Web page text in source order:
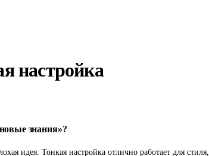
настройка
знания»?
идея. Тонкая настройка отлично работает для стиля,